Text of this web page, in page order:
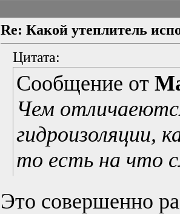
Re: Какой утеплитель
Цитата:
Сообщение от
Чем
гидроизоляции,
то есть на что
Это совершенно